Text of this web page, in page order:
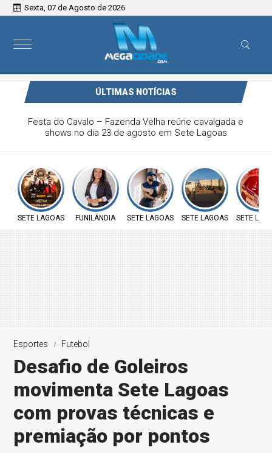
Sexta, 07 de Agosto de 2026
ÚLTIMAS NOTÍCIAS
Vereadora Carol Moura apresenta requerimento na defesa
sobre insalubridade aos servidores públicos e ao direito à
SETE LAGOAS FUNILÂNDIA SETE LAGOAS SETE LAGOAS SETE
Esportes Futebol
Desafio de Goleiros
movimenta Sete Lagoas
com provas técnicas e
premiação por pontos